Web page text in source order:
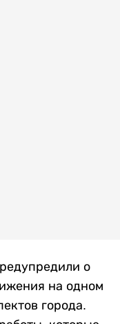
о
на одном
города.